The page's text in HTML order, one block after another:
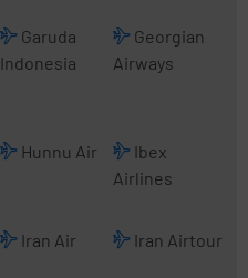
Garuda
Indonesia
Georgian
Airways
Hunnu Air
Ibex
Airlines
Iran Air Iran Airtour